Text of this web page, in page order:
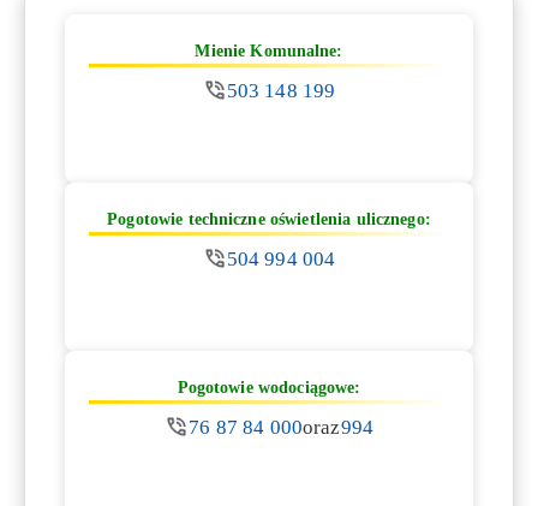
Mienie Komunalne:
503 148 199
Pogotowie techniczne oświetlenia ulicznego:
504 994 004
Pogotowie wodociągowe:
76 87 84 000oraz994